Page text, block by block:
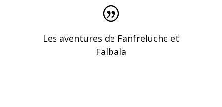
Les aventures de Fanfreluche et
Falbala